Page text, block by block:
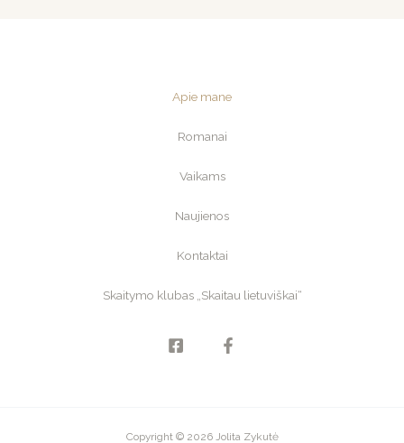
Apie mane
Romanai
Vaikams
Naujienos
Kontaktai
Skaitymo klubas „Skaitau lietuviškai“
Copyright © 2026 Jolita Zykutė